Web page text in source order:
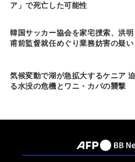
ア」で死亡した可能性
韓国サッカー協会を家宅捜索、洪明
甫前監督就任めぐり業務妨害の疑い
気候変動で湖が急拡大するケニア 迫
る水没の危機とワニ・カバの襲撃